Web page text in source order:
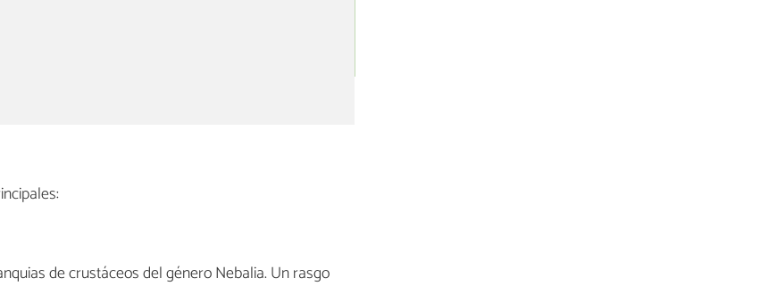
de crustáceos del género Nebalia. Un rasgo